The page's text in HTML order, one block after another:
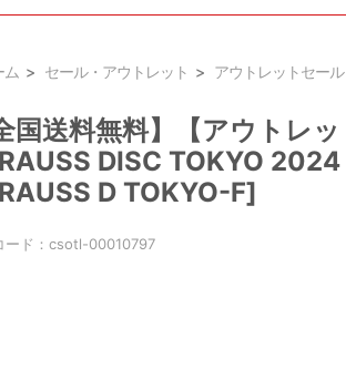
ム セール・アウトレット アウトレットセール
国送料無料】【アウトレ
DISC TOKYO
D TOKYO-F]
ド： csotl-00010797